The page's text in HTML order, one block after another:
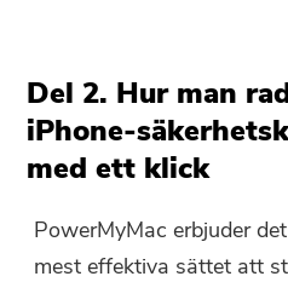
Del 2. Hur man
iPhone-
med ett klick
PowerMyMac erbjuder
mest effektiva sättet att